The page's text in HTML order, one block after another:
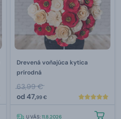
Drevená voňajúca kytica
prírodná
63,99 €
od 47,99 €
U VÁS:11.8.2026